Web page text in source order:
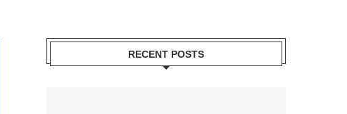
RECENT POSTS